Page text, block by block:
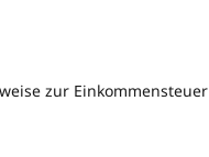
zur Einkommensteuer